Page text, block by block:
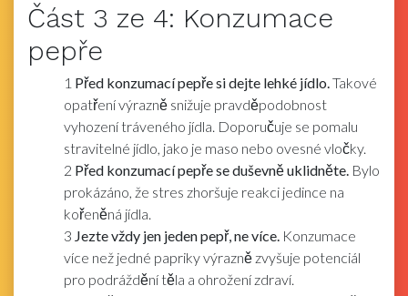
Část 3 ze 4: Konzumace
pepře
1 Před konzumací pepře si dejte lehké jídlo. Takové
opatření výrazně snižuje pravděpodobnost
vyhození tráveného jídla. Doporučuje se pomalu
stravitelné jídlo, jako je maso nebo ovesné vločky.
2 Před konzumací pepře se duševně uklidněte. Bylo
prokázáno, že stres zhoršuje reakci jedince na
kořeněná jídla.
3 Jezte vždy jen jeden pepř, ne více. Konzumace
více než jedné papriky výrazně zvyšuje potenciál
pro podráždění těla a ohrožení zdraví.